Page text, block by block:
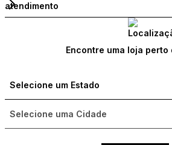
atendimento
Encontre uma loja perto